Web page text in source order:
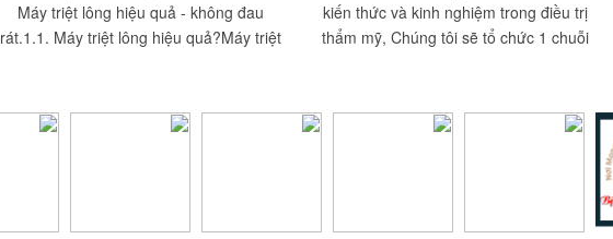
Máy triệt lông hiệu quả - không đau
rát.1.1. Máy triệt lông hiệu quả?Máy triệt
kiến thức và kinh nghiệm trong điều trị
thẩm mỹ, Chúng tôi sẽ tổ chức 1 chuỗi